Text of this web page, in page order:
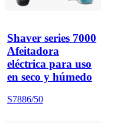
Shaver series 7000
Afeitadora
eléctrica para uso
en seco y húmedo
S7886/50